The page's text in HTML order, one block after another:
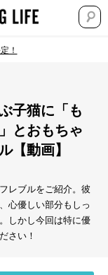
！
子猫に「も
とおもちゃ
【動画】
レブルをご紹介。彼
心優しい部分もしっ
しかし今回は特に優
さい！